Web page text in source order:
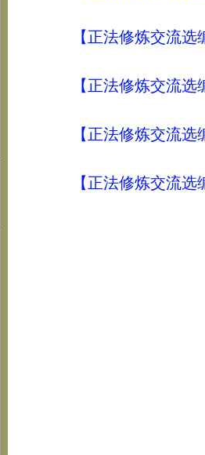
【正法修炼交流
【正法修炼交流
【正法修炼交流
【正法修炼交流